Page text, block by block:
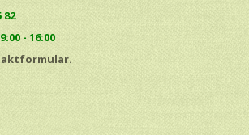
82
- 16:00